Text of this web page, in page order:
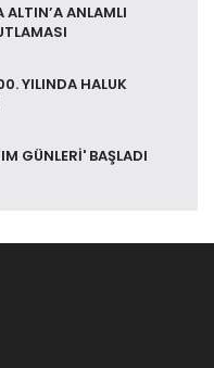
ALTIN’A ANLAMLI
YILINDA HALUK
GÜNLERİ' BAŞLADI